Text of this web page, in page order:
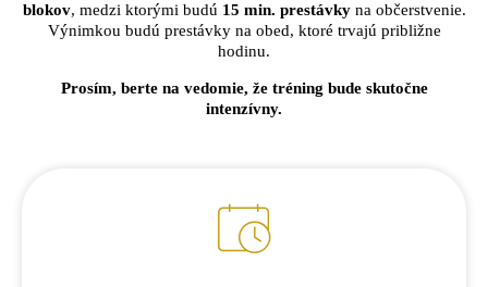
blokov, medzi ktorými budú 15 min. prestávkyna občerstvenie.
Výnimkou budú prestávky na obed, ktoré trvajú približne
hodinu.
Prosím, berte na vedomie, že tréning bude skutočne
intenzívny.